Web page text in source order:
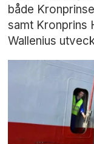
både
samt Kronprins
Wallenius